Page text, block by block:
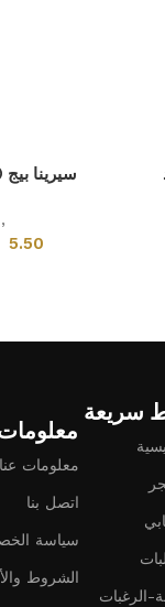
سيرينا بيج R10 مطفي الهند
,
5.50
معلومات عنا
اتصل بنا
سياسة
الشروط
سريعة
الرغبات